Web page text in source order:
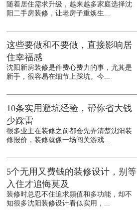
随着居住需求升级，越来越多家庭选择沈
阳二手房装修，让老房子重焕生...
这些要做和不要做，直接影响居
住幸福感
沈阳新房装修是件费心费力的事，尤其是
新手，很容易在细节上踩坑。今...
10条实用避坑经验，帮你省大钱
少踩雷
很多业主在装修之前都会先弄清楚沈阳装
修报价，装修就像一场闯关游戏...
5个无用又费钱的装修设计，别等
入住才追悔莫及
装修时总忍不住追求颜值和多功能，却不
知很多沈阳装修设计看似实用，...